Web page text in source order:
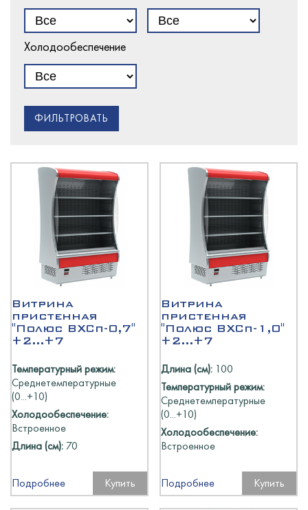
Контакты
Холодообеспечение
ФИЛЬТРОВАТЬ
Витрина
пристенная
"Полюс ВХСп-0,7"
+2...+7
Температурный режим:
Среднетемпературные
(0...+10)
Холодообеспечение:
Встроенное
Длина (см): 70
Подробнее Купить
Витрина
пристенная
"Полюс ВХСп-1,0"
+2...+7
Длина (см): 100
Температурный режим:
Среднетемпературные
(0...+10)
Холодообеспечение:
Встроенное
Подробнее Купить